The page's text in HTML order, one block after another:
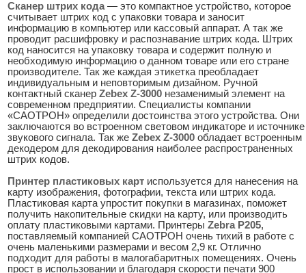
Сканер штрих кода— это компактное устройство, которое
считывает штрих код с упаковки товара и заносит
информацию в компьютер или кассовый аппарат. А так же
проводит расшифровку и распознавание штрих кода. Штрих
код наносится на упаковку товара и содержит полную и
необходимую информацию о данном товаре или его стране
производителе. Так же каждая этикетка преобладает
индивидуальным и неповторимым дизайном. Ручной
контактный сканер Zebex Z-3000 незаменимый элемент на
современном предприятии. Специалисты компании
«САОТРОН» определили достоинства этого устройства. Они
заключаются во встроенном световом индикаторе и источнике
звукового сигнала. Так же Zebex Z-3000 обладает встроенным
декодером для декодирования наиболее распространенных
штрих кодов.
Принтер пластиковых карт используется для нанесения на
карту изображения, фотографии, текста или штрих кода.
Пластиковая карта упростит покупки в магазинах, поможет
получить накопительные скидки на карту, или производить
оплату пластиковыми картами. Принтеры Zebra P205,
поставляемый компанией САОТРОН очень тихий в работе с
очень маленькими размерами и весом 2,9 кг. Отлично
подходит для работы в малогабаритных помещениях. Очень
прост в использовании и благодаря скорости печати 900